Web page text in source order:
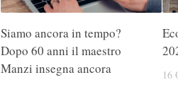
Siamo ancora in tempo?
Dopo 60 anni il maestro
Manzi insegna ancora
16